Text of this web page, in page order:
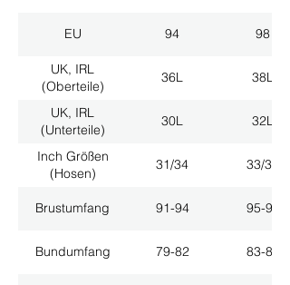
EU 94 98
UK, IRL
(Oberteile)
36L 38L
UK, IRL
(Unterteile)
30L 32L
Inch Größen
(Hosen)
31/34 33/34
Brustumfang 91-94 95-98
Bundumfang 79-82 83-86